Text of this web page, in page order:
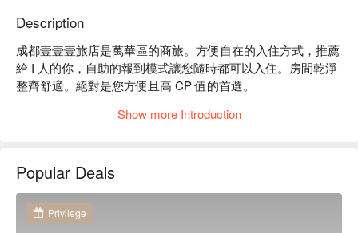
Description
成都壹壹壹旅店是萬華區的商旅。方便自在的入住方式，推薦
給 I 人的你，自助的報到模式讓您隨時都可以入住。房間乾淨
整齊舒適。絕對是您方便且高 CP 值的首選。
成都壹壹壹旅店推薦：位置近捷運西門站，步行 7 分鐘即可抵
旅店休息方案立刻查看⬇︎
Show more Introduction
Popular Deals
Privilege